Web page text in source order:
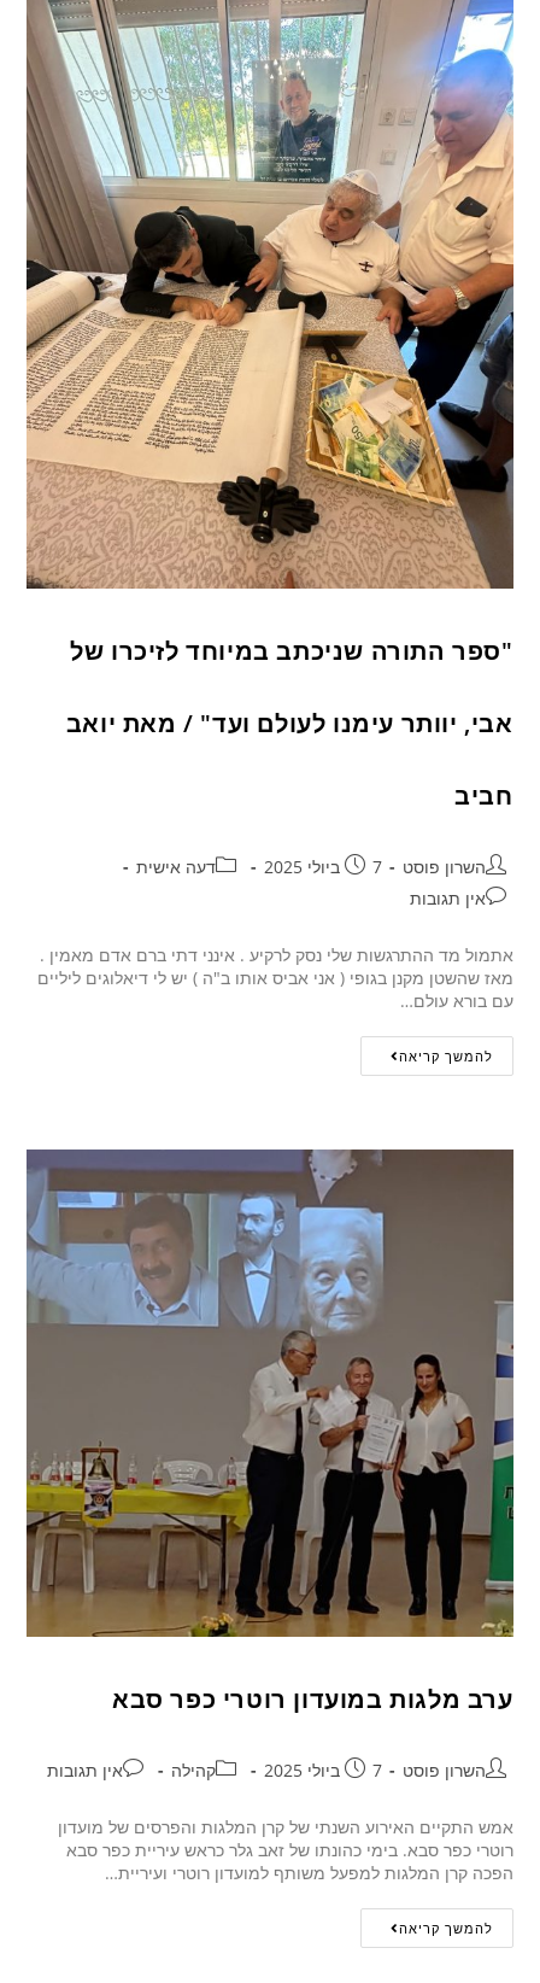
"ספר התורה שניכתב במיוחד לזיכרו של
אבי, יוותר עימנו לעולם ועד" / מאת יואב
חביב
השרון פוסט 7 ביולי 2025
דעה אישית
אין תגובות
אתמול מד ההתרגשות שלי נסק לרקיע . אינני דתי ברם אדם מאמין .
מאז שהשטן מקנן בגופי ( אני אביס אותו ב"ה ) יש לי דיאלוגים ליליים
עם בורא עולם…
להמשך קריאה
ערב מלגות במועדון רוטרי כפר סבא
השרון פוסט 7 ביולי 2025 קהילה אין תגובות
אמש התקיים האירוע השנתי של קרן המלגות והפרסים של מועדון
רוטרי כפר סבא. בימי כהונתו של זאב גלר כראש עיריית כפר סבא
הפכה קרן המלגות למפעל משותף למועדון רוטרי ועיריית…
להמשך קריאה